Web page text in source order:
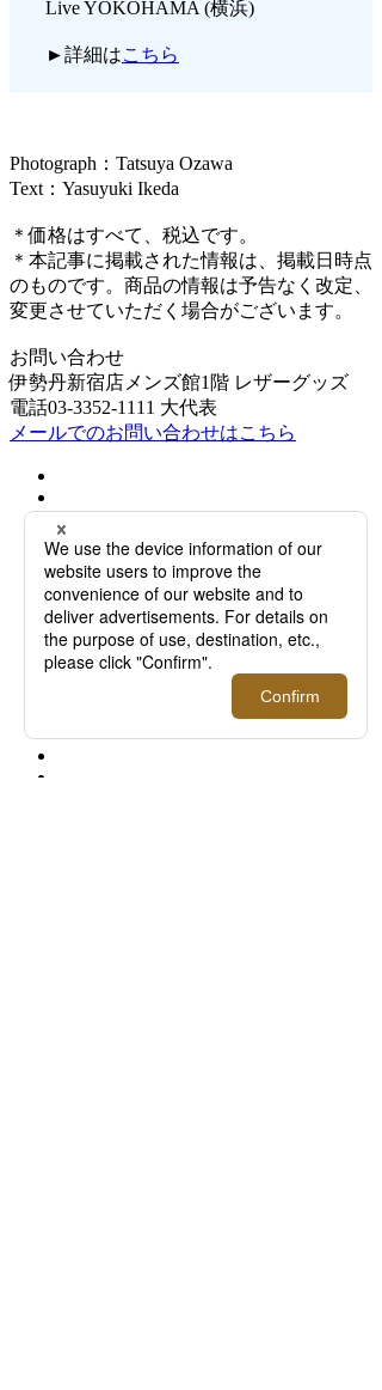
Live YOKOHAMA (横浜)
►詳細はこちら
Photograph：Tatsuya Ozawa
Text：Yasuyuki Ikeda
＊価格はすべて、税込です。
＊本記事に掲載された情報は、掲載日時点
のものです。商品の情報は予告なく改定、
変更させていただく場合がございます。
お問い合わせ
伊勢丹新宿店メンズ館1階 レザーグッズ
電話03-3352-1111 大代表
メールでのお問い合わせはこちら